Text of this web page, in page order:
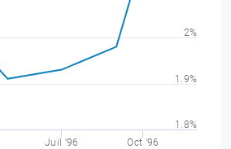
Juil '96 Oct '96
1.8%
1.9%
2%